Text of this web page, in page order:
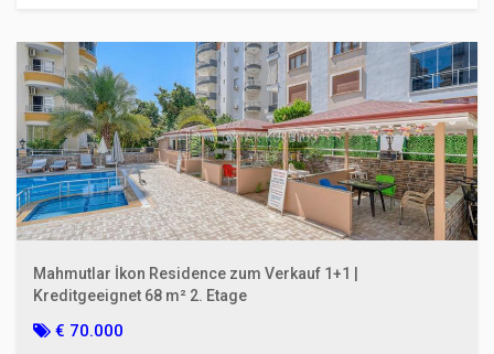
Mahmutlar İkon Residence zum Verkauf 1+1 |
Kreditgeeignet 68 m² 2. Etage
€ 70.000